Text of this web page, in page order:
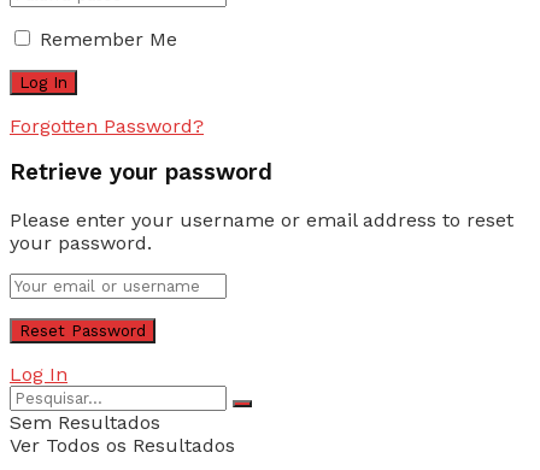
Remember Me
Forgotten Password?
Retrieve your password
Please enter your username or email address to reset
your password.
Log In
Sem Resultados
Ver Todos os Resultados